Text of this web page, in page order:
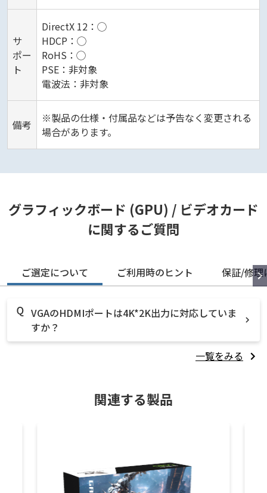
サ
ポー
ト
DirectX 12：◯
HDCP：◯
RoHS：◯
PSE：非対象
電波法：非対象
備考
※製品の仕様・付属品などは予告なく変更される
場合があります。
グラフィックボード (GPU) / ビデオカード
に関するご質問
ご選定について ご利用時のヒント 保証/修理
VGAのHDMIポートは4K*2K出力に対応していま
すか？
一覧をみる
関連する製品